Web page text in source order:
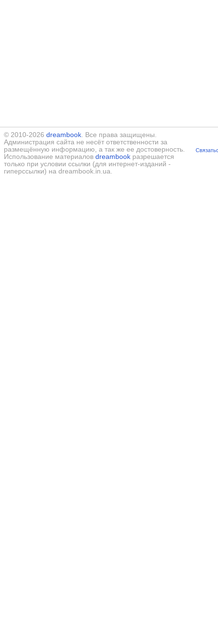
© 2010-2026 dreambook. Все права защищены.
Администрация сайта не несёт ответственности за
размещённую информацию, а так же ее достоверность.
Использование материалов dreambook разрешается
только при условии ссылки (для интернет-изданий -
гиперссылки) на dreambook.in.ua.